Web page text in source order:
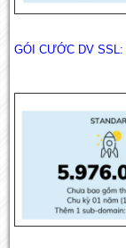
GÓI CƯỚC DV SSL: